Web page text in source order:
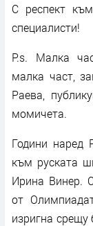
С респект
специалисти!
P.s. Малка
малка част,
Раева,
момичета.
Години наред
към руската
Ирина Винер.
от
изригна